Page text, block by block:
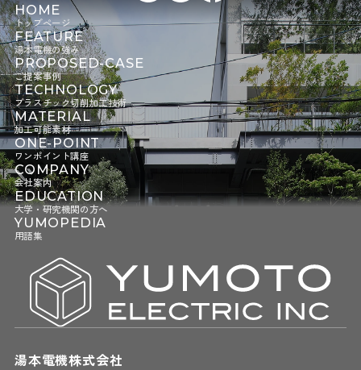
HOME
トップページ
FEATURE
湯本電機の強み
PROPOSED-CASE
ご提案事例
TECHNOLOGY
プラスチック切削加工技術
MATERIAL
加工可能素材
ONE-POINT
ワンポイント講座
COMPANY
会社案内
EDUCATION
大学・研究機関の方へ
YUMOPEDIA
用語集
湯本電機株式会社